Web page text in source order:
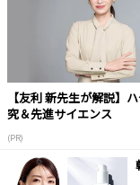
【友利 新先生が解説】
究＆先進サイエンス
(PR)